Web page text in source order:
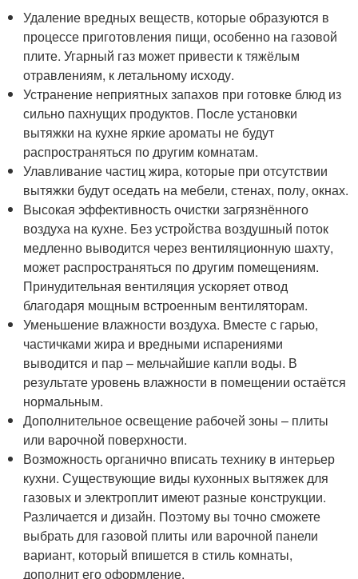
Удаление вредных веществ, которые образуются в
процессе приготовления пищи, особенно на газовой
плите. Угарный газ может привести к тяжёлым
отравлениям, к летальному исходу.
Устранение неприятных запахов при готовке блюд из
сильно пахнущих продуктов. После установки
вытяжки на кухне яркие ароматы не будут
распространяться по другим комнатам.
Улавливание частиц жира, которые при отсутствии
вытяжки будут оседать на мебели, стенах, полу, окнах.
Высокая эффективность очистки загрязнённого
воздуха на кухне. Без устройства воздушный поток
медленно выводится через вентиляционную шахту,
может распространяться по другим помещениям.
Принудительная вентиляция ускоряет отвод
благодаря мощным встроенным вентиляторам.
Уменьшение влажности воздуха. Вместе с гарью,
частичками жира и вредными испарениями
выводится и пар – мельчайшие капли воды. В
результате уровень влажности в помещении остаётся
нормальным.
Дополнительное освещение рабочей зоны – плиты
или варочной поверхности.
Возможность органично вписать технику в интерьер
кухни. Существующие виды кухонных вытяжек для
газовых и электроплит имеют разные конструкции.
Различается и дизайн. Поэтому вы точно сможете
выбрать для газовой плиты или варочной панели
вариант, который впишется в стиль комнаты,
дополнит его оформление.